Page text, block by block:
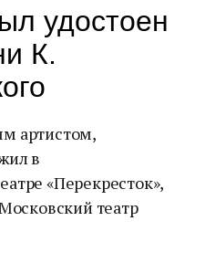
удостоен
К.
артистом,
в
«Перекресток»,
театр